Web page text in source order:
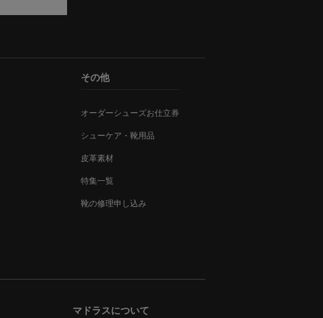
その他
オーダーシューズお仕立券
シューケア・靴用品
皮革素材
特集一覧
靴の修理申し込み
マドラスについて